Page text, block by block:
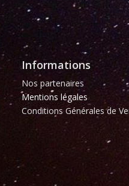
Informations
Nos partenaires
Mentions légales
Conditions Générales de